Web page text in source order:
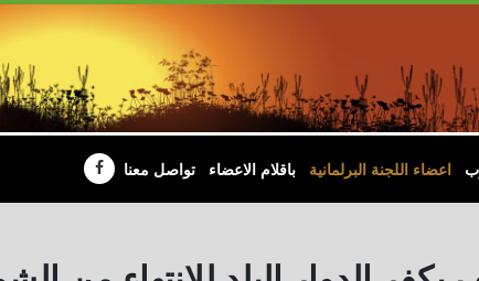
اعضاء اللجنة البرلمانية باقلام الاعضاء تواصل معنا